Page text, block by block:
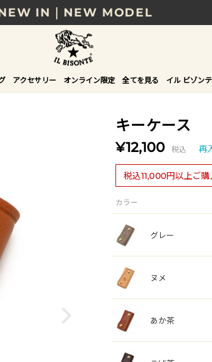
IN｜NEW MODEL
まで｜税込11,000円以上で送料無
ーンから選べる、新しいギフトガ
IN｜COLOR LEATHER
アクセサリー オンライン限定 全てを見る イル ビゾン
キーケース
¥12,100 税込 再
税込11,000円以上ご
カラー
グレー
ヌメ
あか茶